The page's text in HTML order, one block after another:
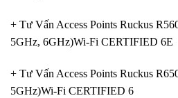
+ Tư Vấn Access Points Ruckus
5GHz, 6GHz)Wi-Fi CERTIFIED 6E
+ Tư Vấn Access Points Ruckus
5GHz)Wi-Fi CERTIFIED 6